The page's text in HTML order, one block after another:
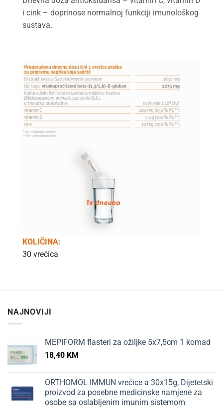
i cink – doprinose normalnoj funkciji imunološkog
sustava.
KOLIČINA:
30 vrećica
NAJNOVIJI
MEPIFORM flasteri za ožiljke 5x7,5cm 1 komad
18,40 KM
ORTHOMOL IMMUN vrećice a 30x15g, Dijetetski
proizvod za posebne medicinske namjene za
osobe sa oslabljenim imunim sistemom